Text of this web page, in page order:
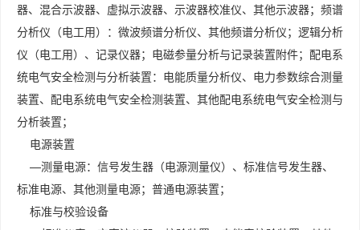
器、混合示波器、虚拟示波器、示波器校准仪、其他示波器；频谱
分析仪（电工用）：微波频谱分析仪、其他频谱分析仪；逻辑分析
仪（电工用）、记录仪器；电磁参量分析与记录装置附件；配电系
统电气安全检测与分析装置：电能质量分析仪、电力参数综合测量
装置、配电系统电气安全检测装置、其他配电系统电气安全检测与
分析装置；
电源装置
—测量电源：信号发生器（电源测量仪）、标准信号发生器、
标准电源、其他测量电源；普通电源装置；
标准与校验设备